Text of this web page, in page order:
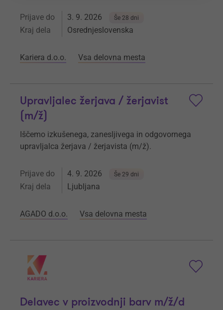
Prijave do 3. 9. 2026 Še 28 dni
Kraj dela Osrednjeslovenska
Kariera d.o.o. Vsa delovna mesta
Upravljalec žerjava / žerjavist
(m/ž)
Iščemo izkušenega, zanesljivega in odgovornega
upravljalca žerjava / žerjavista (m/ž).
Prijave do 4. 9. 2026 Še 29 dni
Kraj dela Ljubljana
AGADO d.o.o. Vsa delovna mesta
Delavec v proizvodnji barv m/ž/d